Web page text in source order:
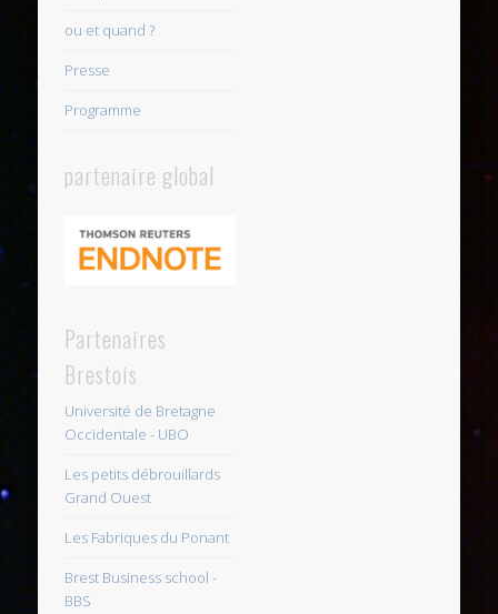
ou et quand ?
Presse
Programme
partenaire global
Partenaires
Brestois
Université de Bretagne
Occidentale - UBO
Les petits débrouillards
Grand Ouest
Les Fabriques du Ponant
Brest Business school -
BBS